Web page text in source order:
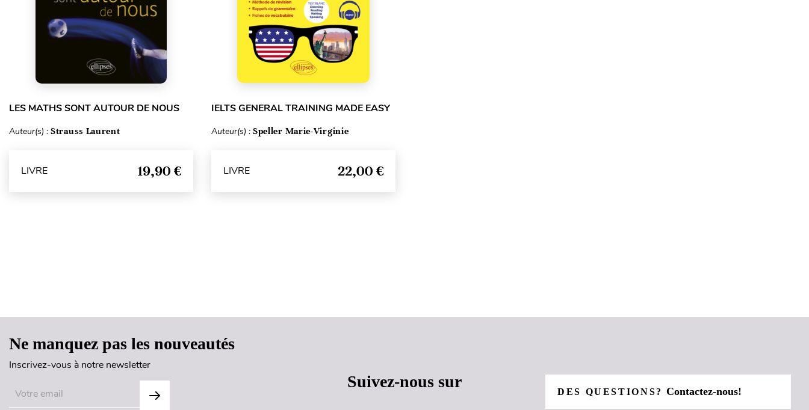
LES MATHS SONT AUTOUR DE NOUS
Auteur(s) : Strauss Laurent
LIVRE 19,90 €
IELTS GENERAL TRAINING MADE EASY
Auteur(s) : Speller Marie-Virginie
LIVRE 22,00 €
Ne manquez pas les nouveautés
Inscrivez-vous à notre newsletter
Suivez-nous sur
DES QUESTIONS?Contactez-nous!